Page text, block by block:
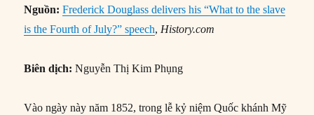
Nguồn:Frederick Douglass delivers his “What to the slave
is the Fourth of July?” speech, History.com
Biên dịch: Nguyễn Thị Kim Phụng
Vào ngày này năm 1852, trong lễ kỷ niệm Quốc khánh Mỹ